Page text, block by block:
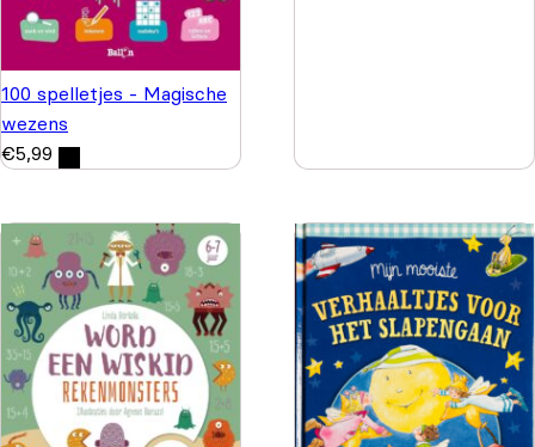
100 spelletjes - Magische
wezens
€5,99